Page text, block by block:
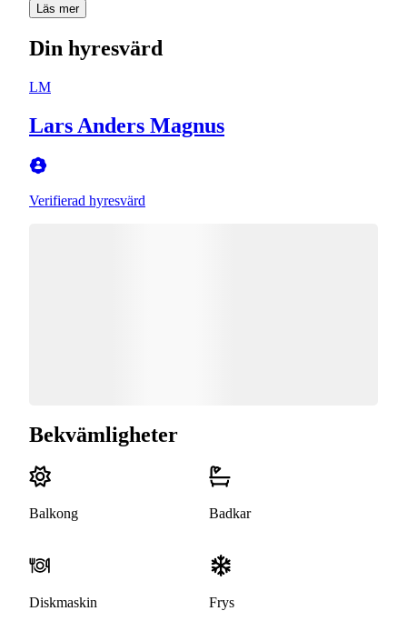
Läs mer
Din hyresvärd
LM
Lars Anders Magnus
Verifierad hyresvärd
Bekvämligheter
Balkong Badkar
Diskmaskin Frys